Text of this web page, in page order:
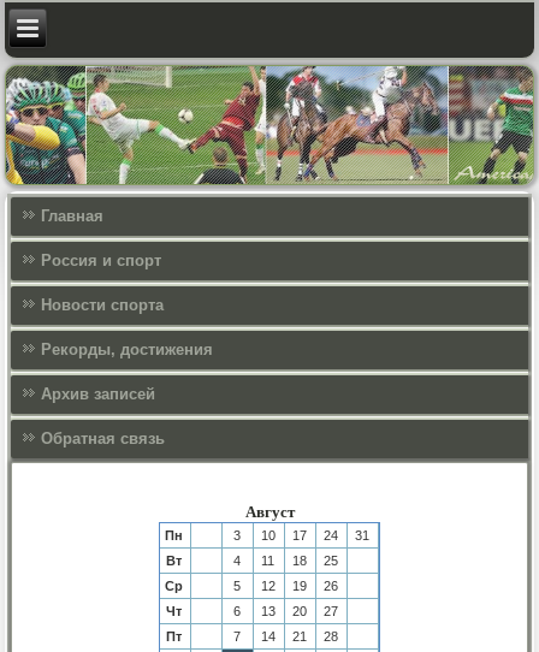
Главная
Россия и спорт
Новости спорта
Рекорды, достижения
Архив записей
Обратная связь
Август
Пн 3 10 17 24
31
Вт
4 11 18
25
Ср
5 12 19
26
Чт
6 13 20
27
Пт
7 14 21
28